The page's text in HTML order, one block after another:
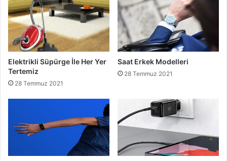
Elektrikli Süpürge İle Her Yer
Tertemiz
28 Temmuz 2021
Saat Erkek Modelleri
28 Temmuz 2021